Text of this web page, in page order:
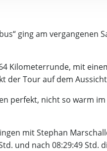
ging am vergangenen
Kilometerrunde, mit
der Tour auf dem
perfekt, nicht so warm
mit Stephan
und nach 08:29:49 Std.